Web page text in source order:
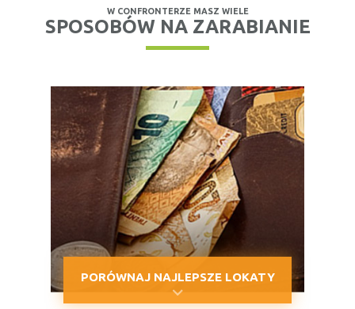
W CONFRONTERZE MASZ WIELE
SPOSOBÓW NA ZARABIANIE
PORÓWNAJ NAJLEPSZE LOKATY